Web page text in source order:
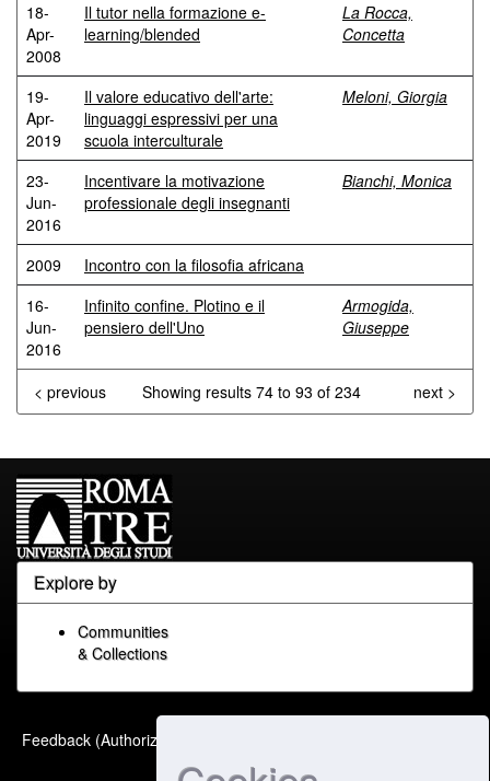
18-
Apr-
2008
Il tutor nella formazione e-
learning/blended
La Rocca,
Concetta
19-
Apr-
2019
Il valore educativo dell'arte:
linguaggi espressivi per una
scuola interculturale
Meloni, Giorgia
23-
Jun-
2016
Incentivare la motivazione
professionale degli insegnanti
Bianchi, Monica
2009
Incontro con la filosofia africana
16-
Jun-
2016
Infinito confine. Plotino e il
pensiero dell'Uno
Armogida,
Giuseppe
Showing results 74 to 93 of 234
< previous next >
Explore by
Communities
& Collections
Feedback (Authorized Only)